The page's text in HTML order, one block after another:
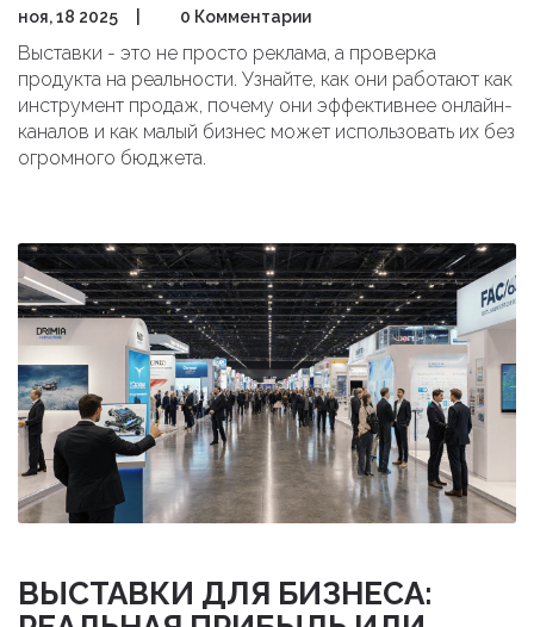
ноя, 18 2025 0 Комментарии
Выставки - это не просто реклама, а проверка
продукта на реальности. Узнайте, как они работают как
инструмент продаж, почему они эффективнее онлайн-
каналов и как малый бизнес может использовать их без
огромного бюджета.
ВЫСТАВКИ ДЛЯ БИЗНЕСА: